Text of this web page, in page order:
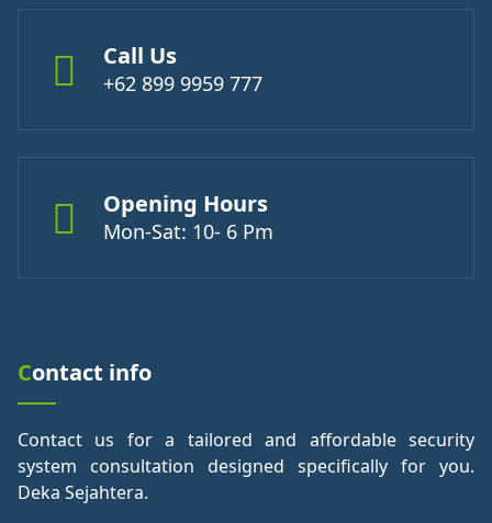
Call Us
+62 899 9959 777
Opening Hours
Mon-Sat: 10- 6 Pm
Contact info
Contact us for a tailored and affordable security
system consultation designed specifically for you.
Deka Sejahtera.